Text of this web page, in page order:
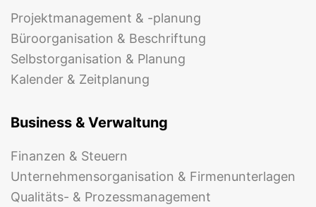
Projektmanagement & -planung
Büroorganisation & Beschriftung
Selbstorganisation & Planung
Kalender & Zeitplanung
Business & Verwaltung
Finanzen & Steuern
Unternehmensorganisation & Firmenunterlagen
Qualitäts- & Prozessmanagement